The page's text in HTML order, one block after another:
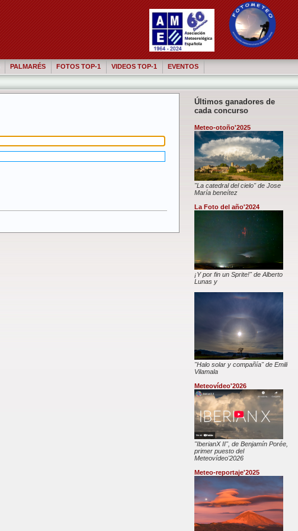
PALMARÉS FOTOS TOP-1 VIDEOS TOP-1 EVENTOS
Últimos ganadores de
cada concurso
Meteo-otoño'2025
"La catedral del cielo" de Jose
María beneítez
La Foto del año'2024
¡Y por fin un Sprite!" de Alberto
Lunas y
"Halo solar y compañía" de Emili
Vilamala
Meteovídeo'2026
"IberianX II", de Benjamín Porée,
primer puesto del
Meteovídeo'2026
Meteo-reportaje'2025